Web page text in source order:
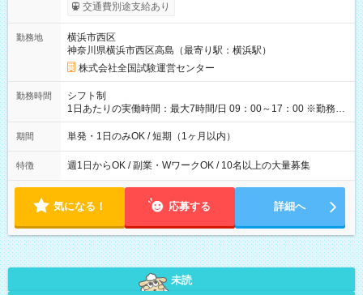
り！】 希望される場合、勤務から1週間ほどで給与の一部を受け
例】 ・河合塾模擬試験 8:30～17:30（休憩1時間） 時給1,300円
×8時間＝日収10,400円＋交通費 ※当日の役割により時給＋100
円の場合あり ・国家試験 7:00～13:30（休憩なし） 時給1,300
円（役割手当＋100円）×6時間＝日収8,400円＋交通費 【試用期
間】試用期間なし
交通費別途支給あり
勤務地
横浜市西区
神奈川県横浜市西区高島（最寄り駅：横浜駅）
株式会社全国試験運営センター
勤務時間
シフト制
1日あたりの実働時間：最大7時間/日 09：00～17：00 ※勤務時
間は 試験により異なります。
期間 単発・1日のみOK / 短期（1ヶ月以内）
特徴 週1日からOK / 副業・WワークOK / 10名以上の大量募集
気になる！ 応募する 詳細へ
未読